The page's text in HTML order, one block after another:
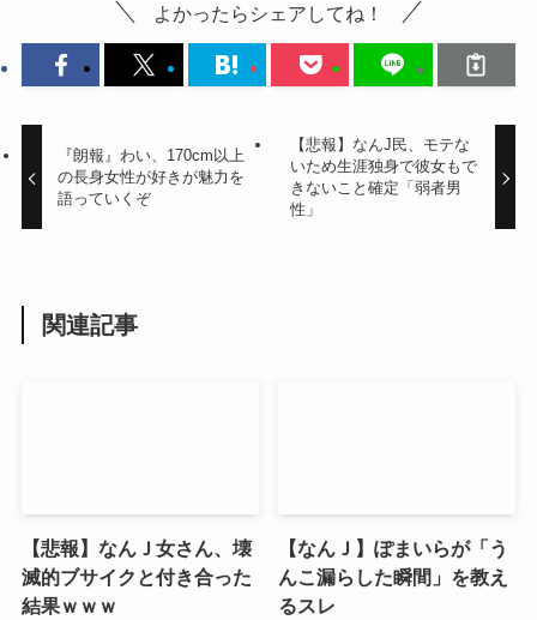
よかったらシェアしてね！
『朗報』わい、170cm以上
の長身女性が好きが魅力を
語っていくぞ
【悲報】なんJ民、モテな
いため生涯独身で彼女もで
きないこと確定「弱者男
性」
関連記事
【悲報】なんＪ女さん、壊
滅的ブサイクと付き合った
結果ｗｗｗ
【なんＪ】ぽまいらが「う
んこ漏らした瞬間」を教え
るスレ